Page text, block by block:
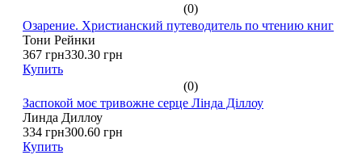
(0)
Озарение. Христианский путеводитель по чтению книг
Тони Рейнки
367 грн330.30 грн
Купить
(0)
Заспокой моє тривожне серце Лінда Діллоу
Линда Диллоу
334 грн300.60 грн
Купить